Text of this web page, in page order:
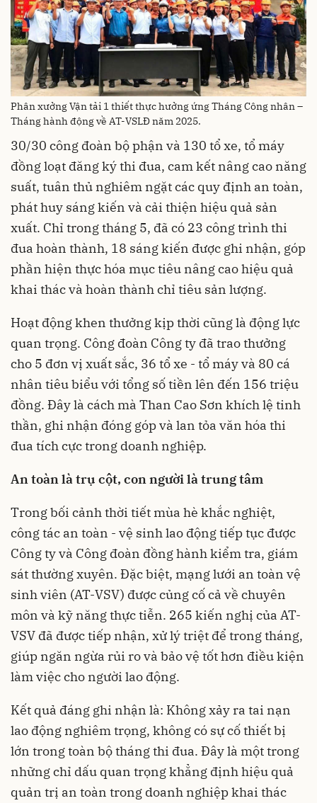
Phân xưởng Vận tải 1 thiết thực hưởng ứng Tháng Công nhân –
Tháng hành động về AT-VSLĐ năm 2025.
30/30 công đoàn bộ phận và 130 tổ xe, tổ máy
đồng loạt đăng ký thi đua, cam kết nâng cao năng
suất, tuân thủ nghiêm ngặt các quy định an toàn,
phát huy sáng kiến và cải thiện hiệu quả sản
xuất. Chỉ trong tháng 5, đã có 23 công trình thi
đua hoàn thành, 18 sáng kiến được ghi nhận, góp
phần hiện thực hóa mục tiêu nâng cao hiệu quả
khai thác và hoàn thành chỉ tiêu sản lượng.
Hoạt động khen thưởng kịp thời cũng là động lực
quan trọng. Công đoàn Công ty đã trao thưởng
cho 5 đơn vị xuất sắc, 36 tổ xe - tổ máy và 80 cá
nhân tiêu biểu với tổng số tiền lên đến 156 triệu
đồng. Đây là cách mà Than Cao Sơn khích lệ tinh
thần, ghi nhận đóng góp và lan tỏa văn hóa thi
đua tích cực trong doanh nghiệp.
An toàn là trụ cột, con người là trung tâm
Trong bối cảnh thời tiết mùa hè khắc nghiệt,
công tác an toàn - vệ sinh lao động tiếp tục được
Công ty và Công đoàn đồng hành kiểm tra, giám
sát thường xuyên. Đặc biệt, mạng lưới an toàn vệ
sinh viên (AT-VSV) được củng cố cả về chuyên
môn và kỹ năng thực tiễn. 265 kiến nghị của AT-
VSV đã được tiếp nhận, xử lý triệt để trong tháng,
giúp ngăn ngừa rủi ro và bảo vệ tốt hơn điều kiện
làm việc cho người lao động.
Kết quả đáng ghi nhận là: Không xảy ra tai nạn
lao động nghiêm trọng, không có sự cố thiết bị
lớn trong toàn bộ tháng thi đua. Đây là một trong
những chỉ dấu quan trọng khẳng định hiệu quả
quản trị an toàn trong doanh nghiệp khai thác